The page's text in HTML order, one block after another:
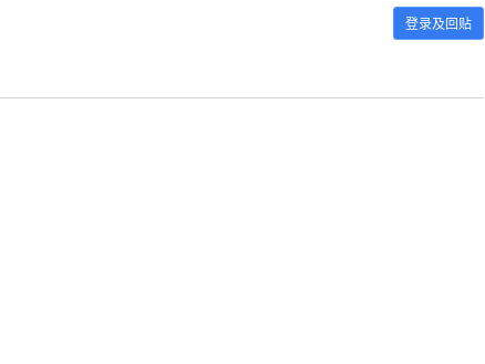
登录及回贴